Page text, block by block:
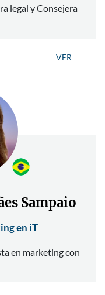
legal y Consejera
VER
Sampaio
en iT
en marketing con